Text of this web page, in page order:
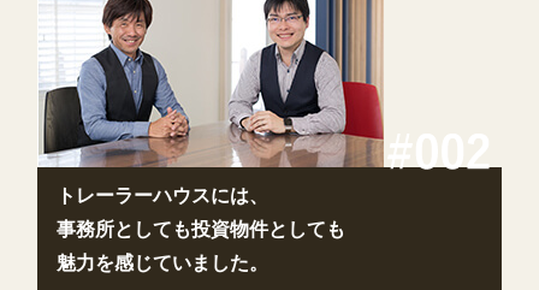
トレーラーハウスには、
事務所としても投資物件としても
魅力を感じていました。